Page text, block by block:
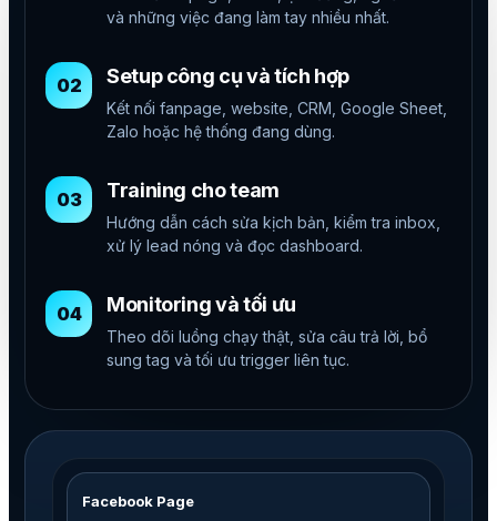
và những việc đang làm tay nhiều nhất.
02 Setup công cụ và tích hợp
Kết nối fanpage, website, CRM, Google Sheet,
Zalo hoặc hệ thống đang dùng.
03 Training cho team
Hướng dẫn cách sửa kịch bản, kiểm tra inbox,
xử lý lead nóng và đọc dashboard.
04 Monitoring và tối ưu
Theo dõi luồng chạy thật, sửa câu trả lời, bổ
sung tag và tối ưu trigger liên tục.
Facebook Page